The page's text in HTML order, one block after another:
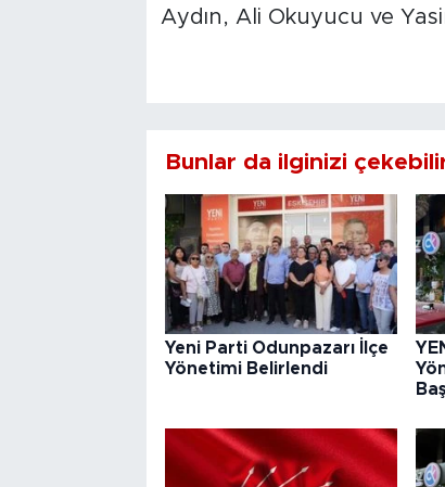
Aydın, Ali Okuyucu ve
Bunlar da ilginizi
Yeni Parti Odunpazarı İlçe
Yönetimi Belirlendi